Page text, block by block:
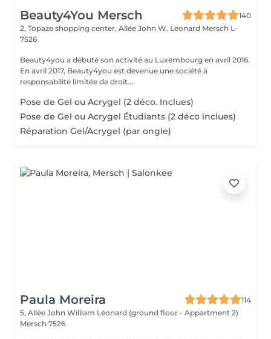
Beauty4You Mersch
140
2, Topaze shopping center, Allée John W. Leonard Mersch L-
7526
Beauty4you a débuté son activité au Luxembourg en avril 2016.
En avril 2017, Beauty4you est devenue une société à
responsabilité limitée de droit...
Pose de Gel ou Acrygel (2 déco. Inclues)
Pose de Gel ou Acrygel Étudiants (2 déco inclues)
Réparation Gel/Acrygel (par ongle)
Paula Moreira
114
5, Allée John William Léonard (ground floor - Appartment 2)
Mersch 7526